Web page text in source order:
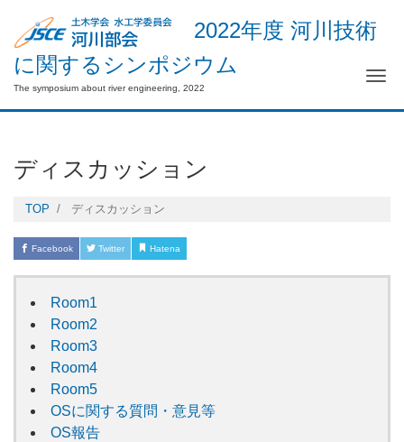
2022年度 河川技術
に関するシンポジウム
The symposium about river engineering, 2022
ディスカッション
TOP ディスカッション
Facebook Twitter Hatena
Room1
Room2
Room3
Room4
Room5
OSに関する質問・意見等
OS報告